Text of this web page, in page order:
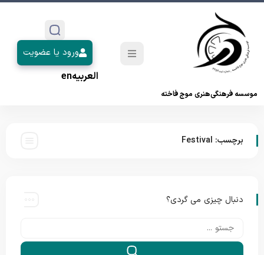
موسسه فرهنگی‌هنری موج فاخته
العربیهen
ورود یا عضویت
برچسب: Festival
دنبال چیزی می گردی؟